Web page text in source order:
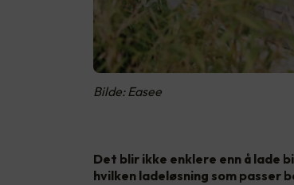
Bilde: Easee
Det blir ikke enklere enn å lade
hvilken ladeløsning som passer